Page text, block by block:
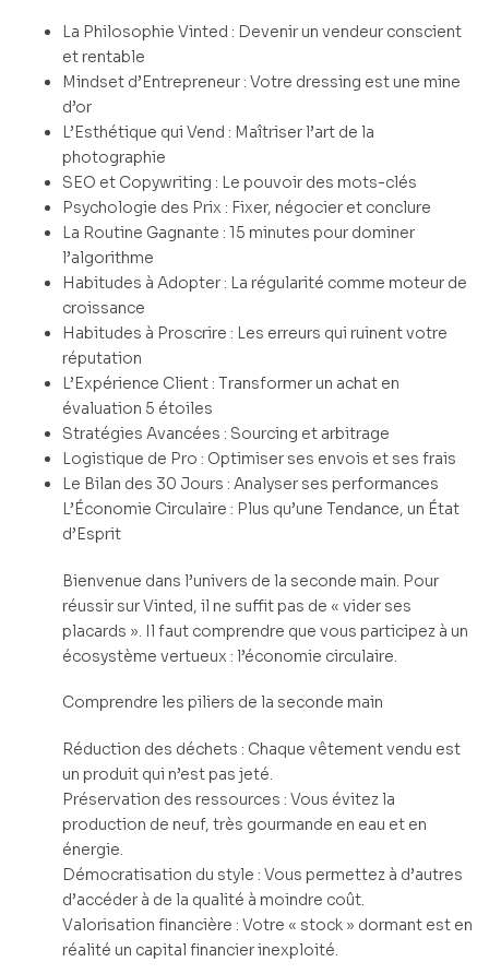
La Philosophie Vinted : Devenir un vendeur conscient
et rentable
Mindset d’Entrepreneur : Votre dressing est une mine
d’or
L’Esthétique qui Vend : Maîtriser l’art de la
photographie
SEO et Copywriting : Le pouvoir des mots-clés
Psychologie des Prix : Fixer, négocier et conclure
La Routine Gagnante : 15 minutes pour dominer
l’algorithme
Habitudes à Adopter : La régularité comme moteur de
croissance
Habitudes à Proscrire : Les erreurs qui ruinent votre
réputation
L’Expérience Client : Transformer un achat en
évaluation 5 étoiles
Stratégies Avancées : Sourcing et arbitrage
Logistique de Pro : Optimiser ses envois et ses frais
Le Bilan des 30 Jours : Analyser ses performances
L’Économie Circulaire : Plus qu’une Tendance, un État
d’Esprit
Bienvenue dans l’univers de la seconde main. Pour
réussir sur Vinted, il ne suffit pas de « vider ses
placards ». Il faut comprendre que vous participez à un
écosystème vertueux : l’économie circulaire.
Comprendre les piliers de la seconde main
Réduction des déchets : Chaque vêtement vendu est
un produit qui n’est pas jeté.
Préservation des ressources : Vous évitez la
production de neuf, très gourmande en eau et en
énergie.
Démocratisation du style : Vous permettez à d’autres
d’accéder à de la qualité à moindre coût.
Valorisation financière : Votre « stock » dormant est en
réalité un capital financier inexploité.